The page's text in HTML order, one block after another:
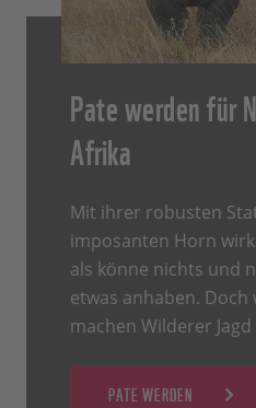
Pate werden für
Afrika
Mit ihrer robusten
imposanten Horn
als könne nichts und
etwas anhaben.
machen Wilderer
PATE WERDEN